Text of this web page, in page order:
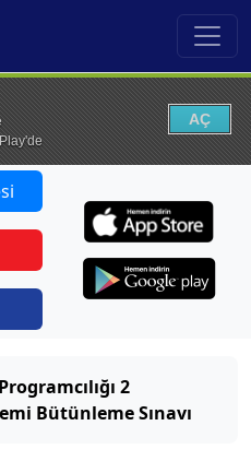
AÇ
2
Bütünleme Sınavı